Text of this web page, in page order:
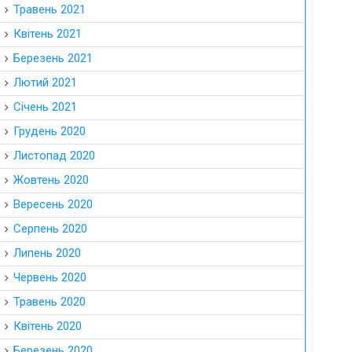
Травень 2021
Квітень 2021
Березень 2021
Лютий 2021
Січень 2021
Грудень 2020
Листопад 2020
Жовтень 2020
Вересень 2020
Серпень 2020
Липень 2020
Червень 2020
Травень 2020
Квітень 2020